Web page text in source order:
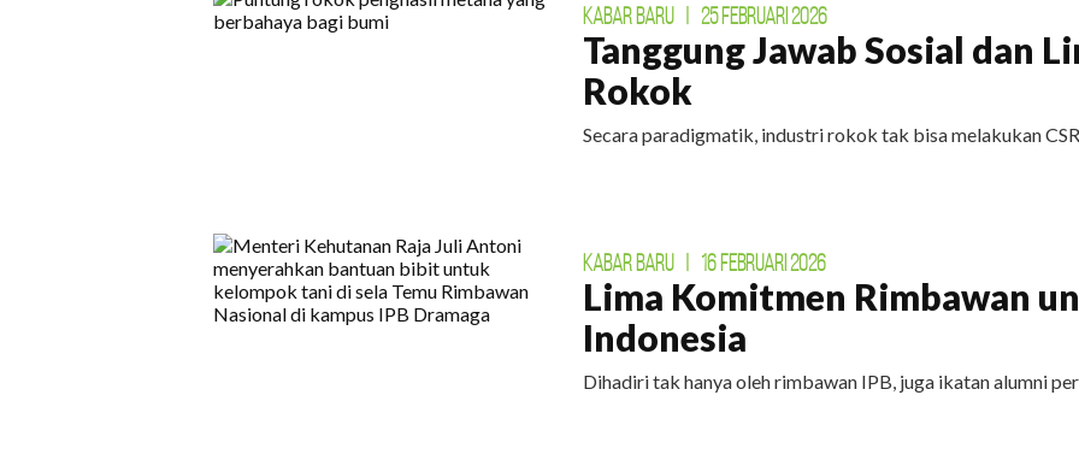
KABAR BARU | 25 FEBRUARI 2026
Tanggung Jawab Sosial dan
Rokok
Secara paradigmatik, industri rokok tak bisa melakukan
KABAR BARU | 16 FEBRUARI 2026
Lima Komitmen Rimbawan
Indonesia
Dihadiri tak hanya oleh rimbawan IPB, juga ikatan alumni